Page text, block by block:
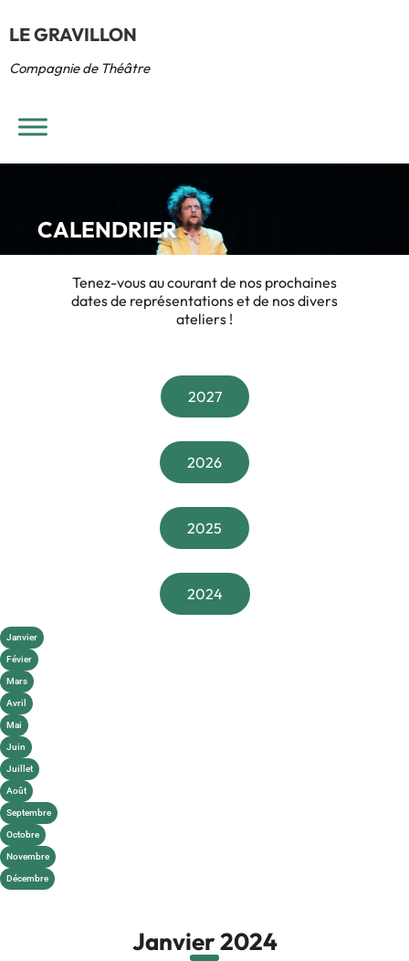
LE GRAVILLON
Compagnie de Théâtre
CALENDRIER
Tenez-vous au courant de nos prochaines
dates de représentations et de nos divers
ateliers !
2027
2026
2025
2024
Janvier
Févier
Mars
Avril
Mai
Juin
Juillet
Août
Septembre
Octobre
Novembre
Décembre
Janvier 2024